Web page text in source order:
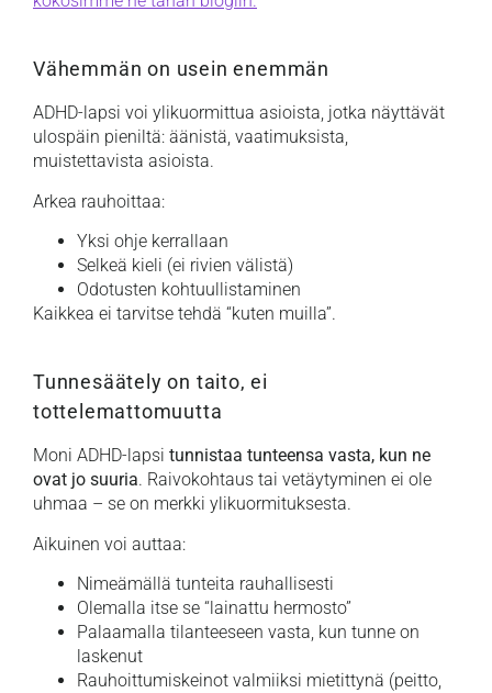
Vähemmän on usein enemmän
ADHD-lapsi voi ylikuormittua asioista, jotka näyttävät
ulospäin pieniltä: äänistä, vaatimuksista,
muistettavista asioista.
Arkea rauhoittaa:
Yksi ohje kerrallaan
Selkeä kieli (ei rivien välistä)
Odotusten kohtuullistaminen
Kaikkea ei tarvitse tehdä “kuten muilla”.
Tunnesäätely on taito, ei
tottelemattomuutta
Moni ADHD-lapsi tunnistaa tunteensa vasta, kun ne
ovat jo suuria. Raivokohtaus tai vetäytyminen ei ole
uhmaa – se on merkki ylikuormituksesta.
Aikuinen voi auttaa:
Nimeämällä tunteita rauhallisesti
Olemalla itse se “lainattu hermosto”
Palaamalla tilanteeseen vasta, kun tunne on
laskenut
Rauhoittumiskeinot valmiiksi mietittynä (peitto,